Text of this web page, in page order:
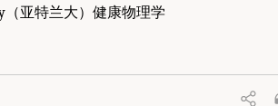
（亚特兰大）健康物理学